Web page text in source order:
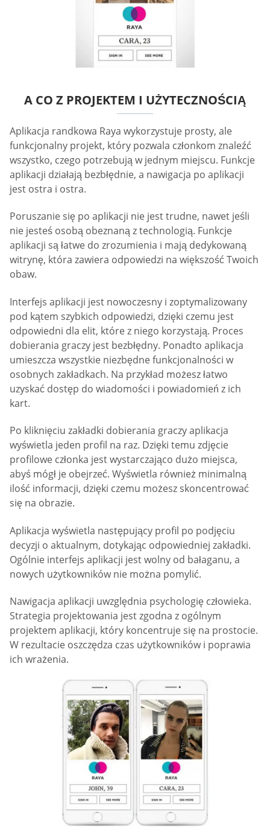
A CO Z PROJEKTEM I UŻYTECZNOŚCIĄ
Aplikacja randkowa Raya wykorzystuje prosty, ale
funkcjonalny projekt, który pozwala członkom znaleźć
wszystko, czego potrzebują w jednym miejscu. Funkcje
aplikacji działają bezbłędnie, a nawigacja po aplikacji
jest ostra i ostra.
Poruszanie się po aplikacji nie jest trudne, nawet jeśli
nie jesteś osobą obeznaną z technologią. Funkcje
aplikacji są łatwe do zrozumienia i mają dedykowaną
witrynę, która zawiera odpowiedzi na większość Twoich
obaw.
Interfejs aplikacji jest nowoczesny i zoptymalizowany
pod kątem szybkich odpowiedzi, dzięki czemu jest
odpowiedni dla elit, które z niego korzystają. Proces
dobierania graczy jest bezbłędny. Ponadto aplikacja
umieszcza wszystkie niezbędne funkcjonalności w
osobnych zakładkach. Na przykład możesz łatwo
uzyskać dostęp do wiadomości i powiadomień z ich
kart.
Po kliknięciu zakładki dobierania graczy aplikacja
wyświetla jeden profil na raz. Dzięki temu zdjęcie
profilowe członka jest wystarczająco dużo miejsca,
abyś mógł je obejrzeć. Wyświetla również minimalną
ilość informacji, dzięki czemu możesz skoncentrować
się na obrazie.
Aplikacja wyświetla następujący profil po podjęciu
decyzji o aktualnym, dotykając odpowiedniej zakładki.
Ogólnie interfejs aplikacji jest wolny od bałaganu, a
nowych użytkowników nie można pomylić.
Nawigacja aplikacji uwzględnia psychologię człowieka.
Strategia projektowania jest zgodna z ogólnym
projektem aplikacji, który koncentruje się na prostocie.
W rezultacie oszczędza czas użytkowników i poprawia
ich wrażenia.